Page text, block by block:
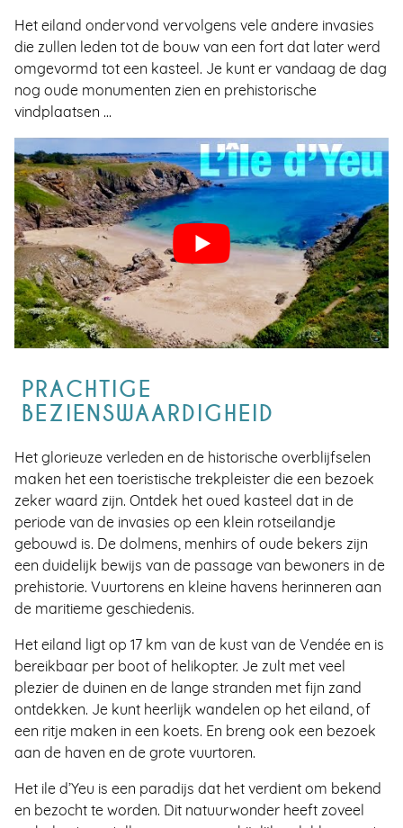
Het eiland ondervond vervolgens vele andere invasies
die zullen leden tot de bouw van een fort dat later werd
omgevormd tot een kasteel. Je kunt er vandaag de dag
nog oude monumenten zien en prehistorische
vindplaatsen …
PRACHTIGE
BEZIENSWAARDIGHEID
Het glorieuze verleden en de historische overblijfselen
maken het een toeristische trekpleister die een bezoek
zeker waard zijn. Ontdek het oued kasteel dat in de
periode van de invasies op een klein rotseilandje
gebouwd is. De dolmens, menhirs of oude bekers zijn
een duidelijk bewijs van de passage van bewoners in de
prehistorie. Vuurtorens en kleine havens herinneren aan
de maritieme geschiedenis.
Het eiland ligt op 17 km van de kust van de Vendée en is
bereikbaar per boot of helikopter. Je zult met veel
plezier de duinen en de lange stranden met fijn zand
ontdekken. Je kunt heerlijk wandelen op het eiland, of
een ritje maken in een koets. En breng ook een bezoek
aan de haven en de grote vuurtoren.
Het ile d’Yeu is een paradijs dat het verdient om bekend
en bezocht te worden. Dit natuurwonder heeft zoveel